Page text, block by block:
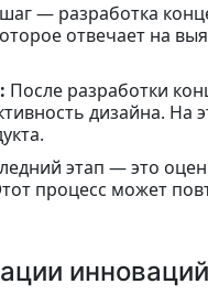
— разработка
отвечает на
После разработки
дизайна. На
этап — это
процесс может
инноваций